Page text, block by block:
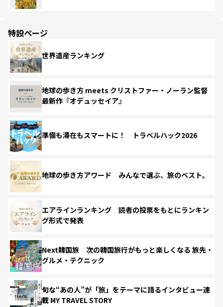
特設ページ
世界遺産ランキング
地球の歩き方 meets クリストファー・ノーラン監督
最新作『オデュッセイア』
準備も滞在もスマートに！ トラベルハック2026
地球の歩き方アワード みんなで選ぶ、旅のベスト。
エアラインランキング 読者の投票をもとにランキン
グ形式で発表
Next韓国旅 次の韓国旅行がもっと楽しくなる 旅先・
グルメ・テクニック
旬な“あの人”が「旅」をテーマに語るインタビュー連
載 MY TRAVEL STORY